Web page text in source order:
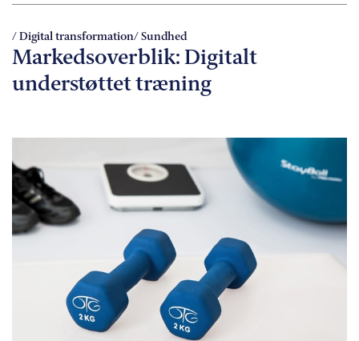
/ Digital transformation/ Sundhed
Markedsoverblik: Digitalt
understøttet træning